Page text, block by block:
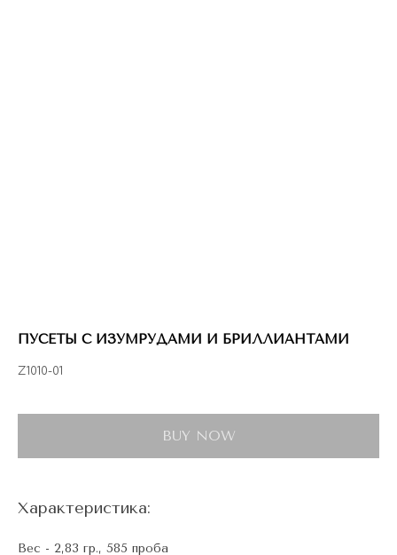
ПУСЕТЫ С ИЗУМРУДАМИ И БРИЛЛИАНТАМИ
Z1010-01
BUY NOW
Характеристика:
Вес - 2,83 гр., 585 проба